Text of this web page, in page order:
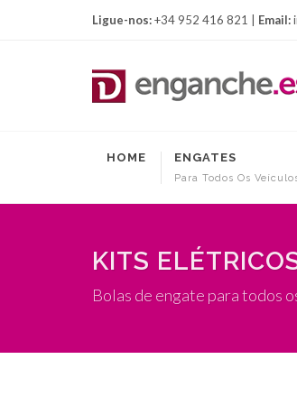
Ligue-nos:+34 952 416 821 | Email:
HOME ENGATES
Para Todos Os
KITS
Bolas de engate para todos